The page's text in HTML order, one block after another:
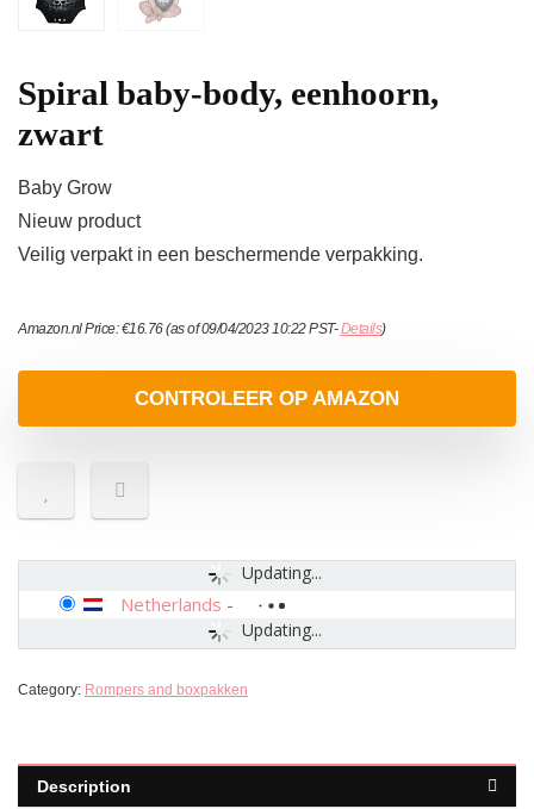
Spiral baby-body, eenhoorn,
zwart
Baby Grow
Nieuw product
Veilig verpakt in een beschermende verpakking.
Amazon.nl Price:€16.76(as of 09/04/2023 10:22 PST-Details)
CONTROLEER OP AMAZON
Updating...
Updating...
Netherlands -
Category: Rompers and boxpakken
Description